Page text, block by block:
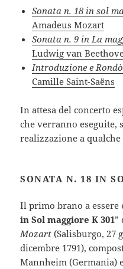
Sonata n. 18 in sol
Amadeus Mozart
Sonata n. 9 in La
Ludwig van
Introduzione e
Camille Saint-Saëns
In attesa del concerto
che verranno eseguite,
realizzazione a
SONATA N. 18 IN
Il primo brano a essere
in Sol maggiore K 301”
Mozart (Salisburgo, 27
dicembre 1791),
Mannheim (Germania)